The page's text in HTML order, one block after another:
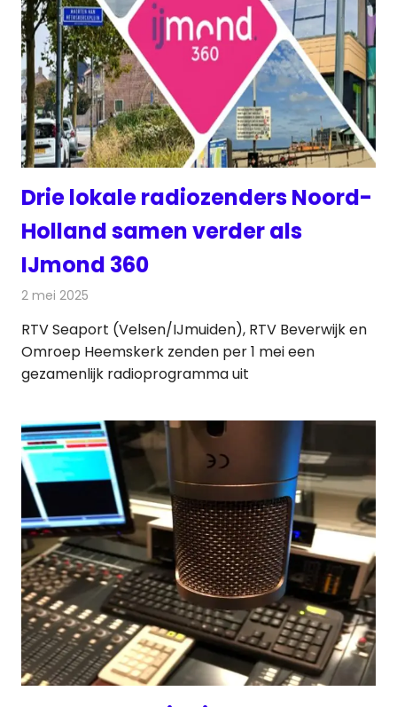
Drie lokale radiozenders Noord-
Holland samen verder als
IJmond 360
2 mei 2025
RTV Seaport (Velsen/IJmuiden), RTV Beverwijk en
Omroep Heemskerk zenden per 1 mei een
gezamenlijk radioprogramma uit